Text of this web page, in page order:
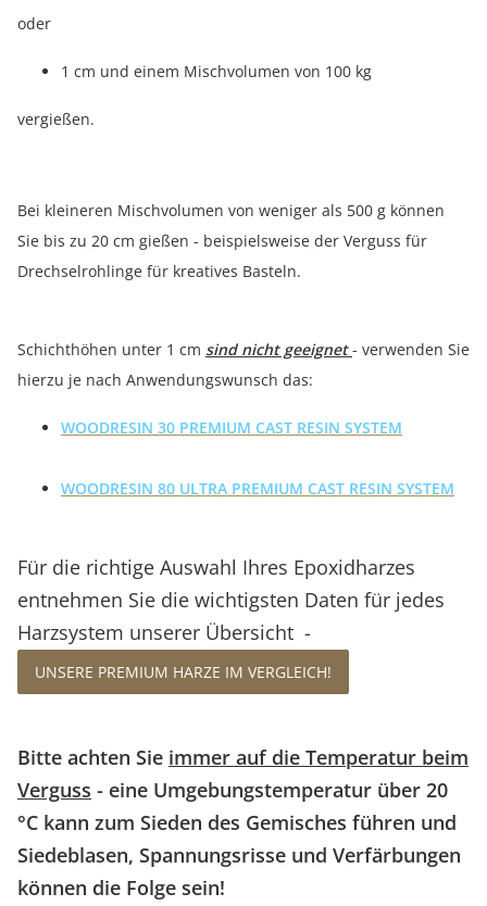
oder
1 cm und einem Mischvolumen von 100 kg
vergießen.
Bei kleineren Mischvolumen von weniger als 500 g können
Sie bis zu 20 cm gießen - beispielsweise der Verguss für
Drechselrohlinge für kreatives Basteln.
Schichthöhen unter 1 cm sind nicht geeignet- verwenden Sie
hierzu je nach Anwendungswunsch das:
WOODRESIN 30 PREMIUM CAST RESIN SYSTEM
WOODRESIN 80 ULTRA PREMIUM CAST RESIN SYSTEM
Für die richtige Auswahl Ihres Epoxidharzes
entnehmen Sie die wichtigsten Daten für jedes
Harzsystem unserer Übersicht -
UNSERE PREMIUM HARZE IM VERGLEICH!
Bitte achten Sie immer auf die Temperatur beim
Verguss - eine Umgebungstemperatur über 20
°C kann zum Sieden des Gemisches führen und
Siedeblasen, Spannungsrisse und Verfärbungen
können die Folge sein!